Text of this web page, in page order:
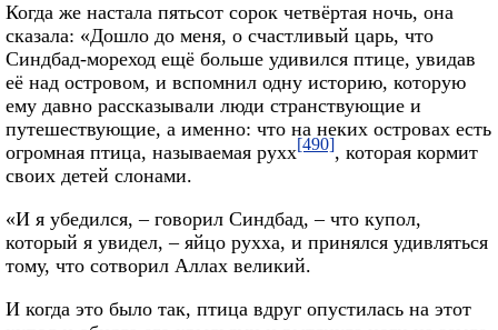
Когда же настала пятьсот сорок четвёртая ночь, она
сказала: «Дошло до меня, о счастливый царь, что
Синдбад-мореход ещё больше удивился птице, увидав
её над островом, и вспомнил одну историю, которую
ему давно рассказывали люди странствующие и
путешествующие, а именно: что на неких островах есть
огромная птица, называемая рухх[490], которая кормит
своих детей слонами.
«И я убедился, – говорил Синдбад, – что купол,
который я увидел, – яйцо рухха, и принялся удивляться
тому, что сотворил Аллах великий.
И когда это было так, птица вдруг опустилась на этот